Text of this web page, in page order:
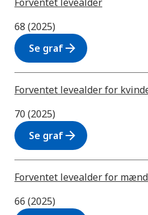
68 (2025)
Se grafarrow_forward
Forventet levealder for
70 (2025)
Se grafarrow_forward
Forventet levealder for mænd
66 (2025)